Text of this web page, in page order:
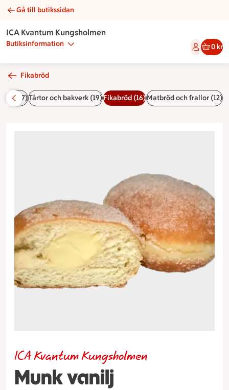
Munk vanilj | Catering ICA Kvantum Kungsholmen
Gå till butikssidan
ICA Kvantum Kungsholmen
Butiksinformation 0 kr
Fikabröd
(7)Tårtor och bakverk (19)Fikabröd (16)Matbröd och frallor (12)
Munk vanilj
ICA Kvantum Kungsholmen